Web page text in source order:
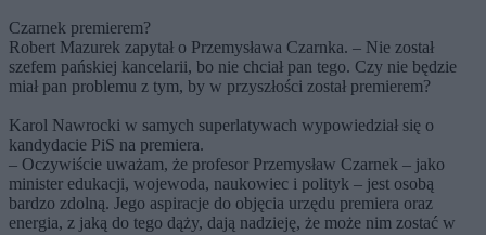
Czarnek premierem?
Robert Mazurek zapytał o Przemysława Czarnka. – Nie został
szefem pańskiej kancelarii, bo nie chciał pan tego. Czy nie będzie
miał pan problemu z tym, by w przyszłości został premierem?
Karol Nawrocki w samych superlatywach wypowiedział się o
kandydacie PiS na premiera.
– Oczywiście uważam, że profesor Przemysław Czarnek – jako
minister edukacji, wojewoda, naukowiec i polityk – jest osobą
bardzo zdolną. Jego aspiracje do objęcia urzędu premiera oraz
energia, z jaką do tego dąży, dają nadzieję, że może nim zostać w